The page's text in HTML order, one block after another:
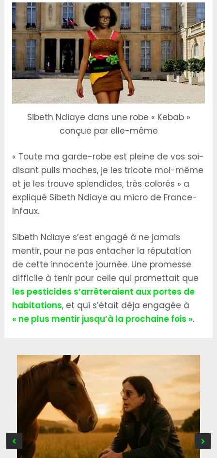
Sibeth Ndiaye dans une robe « Kebab »
conçue par elle-même
« Toute ma garde-robe est pleine de vos soi-
disant pulls moches, je les tricote moi-même
et je les trouve splendides, très colorés » a
expliqué Sibeth Ndiaye au micro de France-
Infaux.
Sibeth Ndiaye s’est engagé à ne jamais
mentir, pour ne pas entacher la réputation
de cette innocente journée. Une promesse
difficile à tenir pour celle qui promettait que
les pesticides s’arrêteraient aux portes de
habitations, et qui s’était déja engagée à
« ne plus mentir jusqu’à la prochaine fois ».